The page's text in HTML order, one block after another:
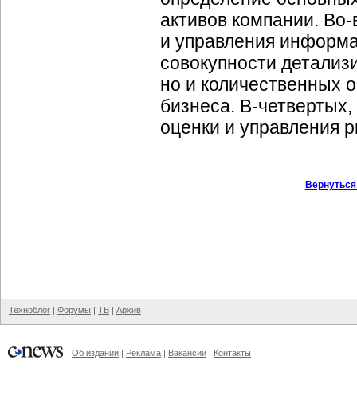
активов компании. Во-
и управления
совокупности
но и количественных
бизнеса. В-четвертых
оценки и управления
Техноблог | Форумы | ТВ | Архив
Об издании | Реклама | Вакансии | Контакты